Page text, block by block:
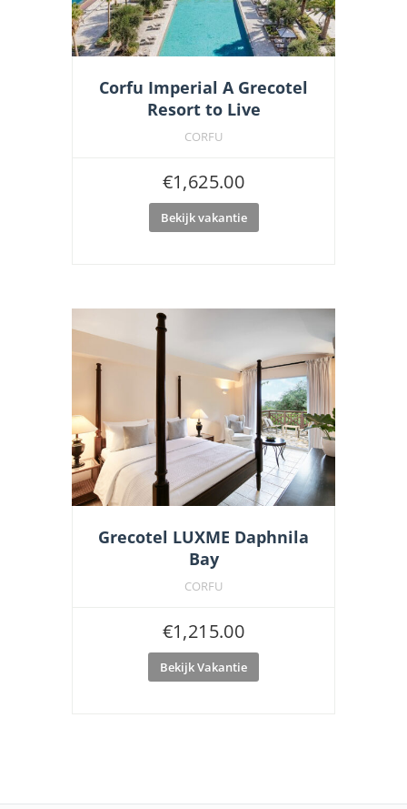
Corfu Imperial A Grecotel
Resort to Live
CORFU
€1,625.00
Bekijk vakantie
Grecotel LUXME Daphnila
Bay
CORFU
€1,215.00
Bekijk Vakantie